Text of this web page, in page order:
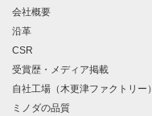
会社概要
沿革
CSR
受賞歴・メディア掲載
自社工場（木更津ファクトリー）
ミノダの品質